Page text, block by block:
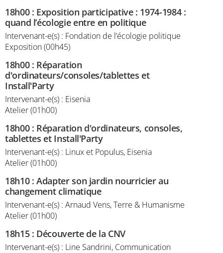
18h00: Exposition participative : 1974-1984 :
quand l’écologie entre en politique
Intervenant-e(s) : Fondation de l’écologie politique
Exposition (00h45)
18h00: Réparation
d'ordinateurs/consoles/tablettes et
Install'Party
Intervenant-e(s) : Eisenia
Atelier (01h00)
18h00: Réparation d'ordinateurs, consoles,
tablettes et Install'Party
Intervenant-e(s) : Linux et Populus, Eisenia
Atelier (01h00)
18h10:Adapter son jardin nourricier au
changement climatique
Intervenant-e(s) : Arnaud Vens, Terre & Humanisme
Atelier (01h00)
18h15: Découverte de la CNV
Intervenant-e(s) : Line Sandrini, Communication